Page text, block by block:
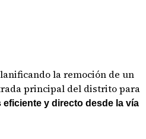
la remoción de un
principal del distrito para
eficiente y directo desde la vía